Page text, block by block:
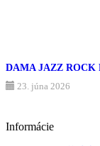
DAMA JAZZ ROCK
23. júna 2026
Informácie